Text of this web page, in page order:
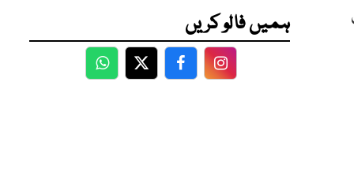
ہمیں فالو کریں
WhatsApp
TwitterFacebookFacebook